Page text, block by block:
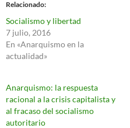
Relacionado
Socialismo y libertad
7 julio, 2016
En «Anarquismo en la
actualidad»
Anarquismo: la respuesta
racional a la crisis capitalista y
al fracaso del socialismo
autoritario